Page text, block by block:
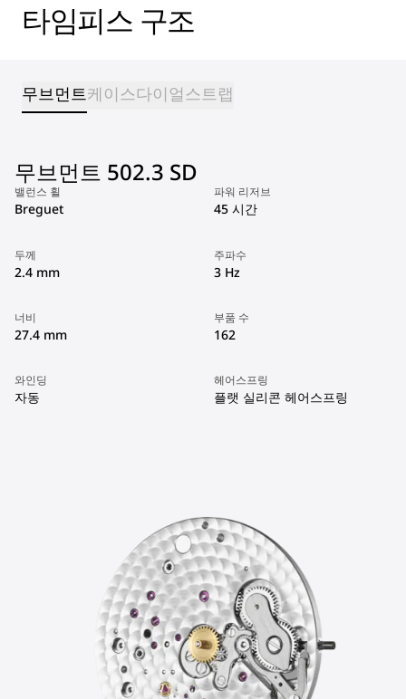
타임피스 구조
무브먼트케이스다이얼스트랩
무브먼트 502.3 SD
밸런스 휠
Breguet
파워 리저브
45 시간
두께
2.4 mm
주파수
3 Hz
너비
27.4 mm
부품 수
162
와인딩
자동
헤어스프링
플랫 실리콘 헤어스프링